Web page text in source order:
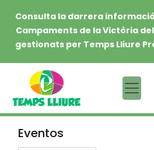
Consulta la darrera
Campaments de la Victòria
gestionats per Temps Lliure
Eventos